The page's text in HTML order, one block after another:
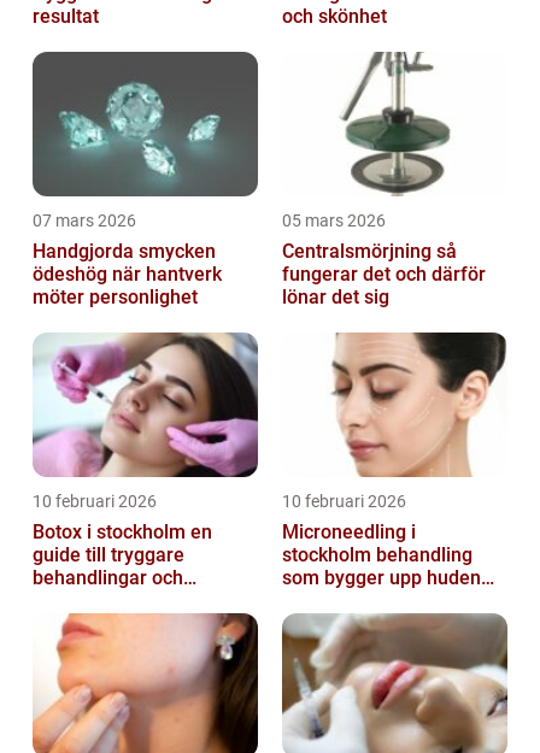
resultat
och skönhet
07 mars 2026
Handgjorda smycken
ödeshög när hantverk
möter personlighet
05 mars 2026
Centralsmörjning så
fungerar det och därför
lönar det sig
10 februari 2026
Botox i stockholm en
guide till tryggare
behandlingar och
10 februari 2026
Microneedling i
stockholm behandling
som bygger upp huden